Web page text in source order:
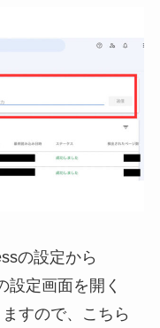
の設定から
設定画面を開く
すので、こちら